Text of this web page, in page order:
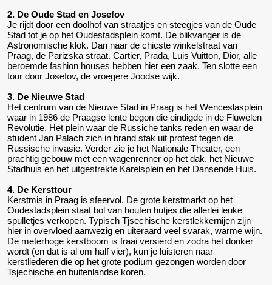
2. De Oude Stad en Josefov
Je rijdt door een doolhof van straatjes en steegjes van de Oude
Stad tot je op het Oudestadsplein komt. De blikvanger is de
Astronomische klok. Dan naar de chicste winkelstraat van
Praag, de Parizska straat. Cartier, Prada, Luis Vuitton, Dior, alle
beroemde fashion houses hebben hier een zaak. Ten slotte een
tour door Josefov, de vroegere Joodse wijk.
3. De Nieuwe Stad
Het centrum van de Nieuwe Stad in Praag is het Wenceslasplein
waar in 1986 de Praagse lente begon die eindigde in de Fluwelen
Revolutie. Het plein waar de Russiche tanks reden en waar de
student Jan Palach zich in brand stak uit protest tegen de
Russische invasie. Verder zie je het Nationale Theater, een
prachtig gebouw met een wagenrenner op het dak, het Nieuwe
Stadhuis en het uitgestrekte Karelsplein en het Dansende Huis.
4. De Kersttour
Kerstmis in Praag is sfeervol. De grote kerstmarkt op het
Oudestadsplein staat bol van houten hutjes die allerlei leuke
spulletjes verkopen. Typisch Tjsechische kerstlekkernijen zijn
hier in overvloed aanwezig en uiteraard veel svarak, warme wijn.
De meterhoge kerstboom is fraai versierd en zodra het donker
wordt (en dat is al om half vier), kun je luisteren naar
kerstliederen die op het grote podium gezongen worden door
Tsjechische en buitenlandse koren.